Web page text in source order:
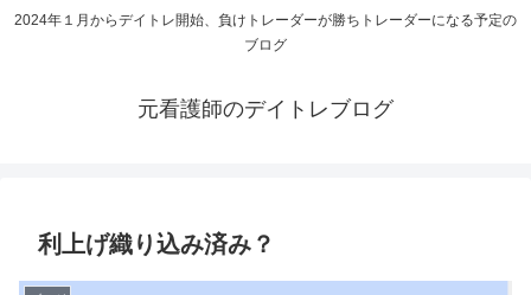
2024年１月からデイトレ開始、負けトレーダーが勝ちトレーダーになる予定の
ブログ
元看護師のデイトレブログ
利上げ織り込み済み？